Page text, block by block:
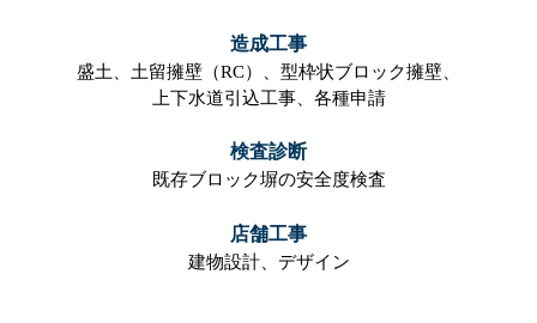
造成工事
盛土、 土留擁壁（RC）、 型枠状ブロック擁壁、
上下水道引込工事、 各種申請
検査診断
既存ブロック塀の安全度検査
店舗工事
建物設計、 デザイン